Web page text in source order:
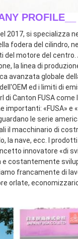
PROFILE__
2017, si specializza
fodera del cilindro,
del motore del
la linea di
avanzata globale
ed i limiti di
di Canton FUSA
«FUSA» e
le serie
il macchinario di
la nave, ecc. I
innovatore «di
costantemente
francamente di
orlate,